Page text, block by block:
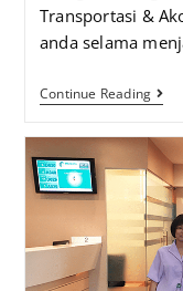
Transportasi &
anda selama
Continue Reading